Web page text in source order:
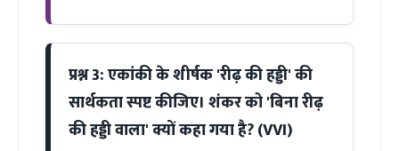
प्रश्न 3: एकांकी के शीर्षक 'रीढ़ की हड्डी' की
सार्थकता स्पष्ट कीजिए। शंकर को 'बिना रीढ़
की हड्डी वाला' क्यों कहा गया है? (VVI)